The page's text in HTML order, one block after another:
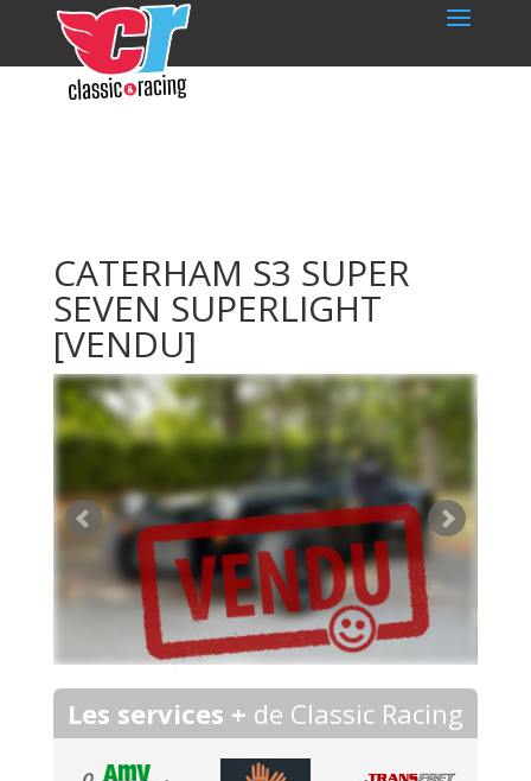
CATERHAM S3 SUPER
SEVEN SUPERLIGHT
[VENDU]
Les services + de Classic Racing